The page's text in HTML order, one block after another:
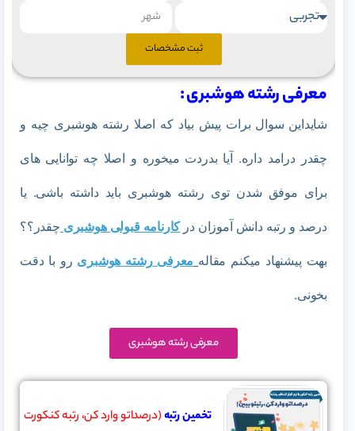
ثبت مشخصات
معرفی رشته هوشبری :
شایداین سوال برات پیش بیاد که اصلا رشته هوشبری چیه و
چقدر درامد داره. آیا بدردت میخوره و اصلا چه توانایی های
برای موفق شدن توی رشته هوشبری باید داشته باشی. یا
درصد و رتبه دانش آموزان در کارنامه قبولی هوشبری چقدر؟؟
بهت پیشنهاد میکنم مقاله معرفی رشته هوشبری رو با دقت
بخونی.
معرفی رشته هوشبری
تخمین رتبه(درصداتو وارد کن، رتبه کنکورت